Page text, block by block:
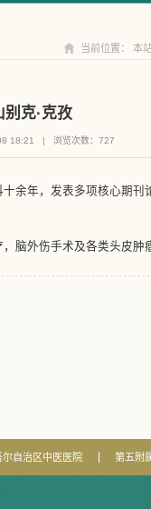
当前位置： 本
别克·克孜
18:21 | 浏览次数：727
余年，发表多项核心期
脑外伤手术及各类头皮肿
尔自治区中医医院 第五附